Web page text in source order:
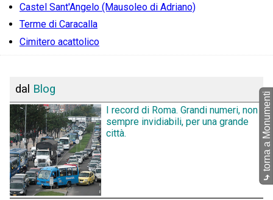
Castel Sant'Angelo (Mausoleo di Adriano)
Terme di Caracalla
Cimitero acattolico
dal Blog
I record di Roma. Grandi numeri, non
sempre invidiabili, per una grande
città.
⤷
torna a Monumenti